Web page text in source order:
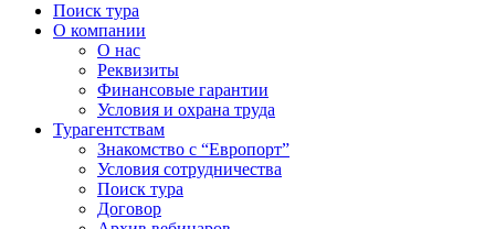
Поиск тура
О компании
О нас
Реквизиты
Финансовые гарантии
Условия и охрана труда
Турагентствам
Знакомство с “Европорт”
Условия сотрудничества
Поиск тура
Договор